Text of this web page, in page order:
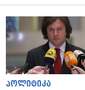
პოლიტიკა